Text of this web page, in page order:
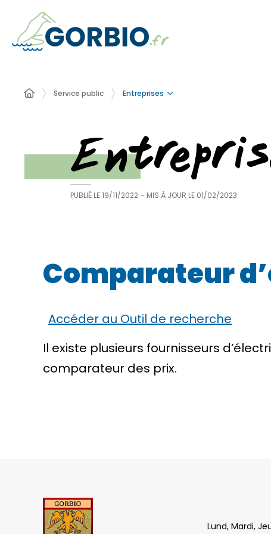
Service public Entreprises
PUBLIÉ LE19/11/2022 – MIS À JOUR LE 01/02/2023
Comparateur
Accéder au Outil de recherche
Il existe plusieurs fournisseurs
comparateur des prix.
Lund, Mardi,